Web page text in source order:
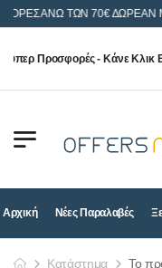
ΑΝΩ ΤΩΝ 70€ ΔΩΡΕΑΝ
Προσφορές - Κάνε Κλικ
Αρχική Νέες Παραλαβές
Κατάστημα Το